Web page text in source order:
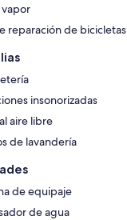
vapor
reparación de bicicletas
insonorizadas
aire libre
de lavandería
de equipaje
de agua